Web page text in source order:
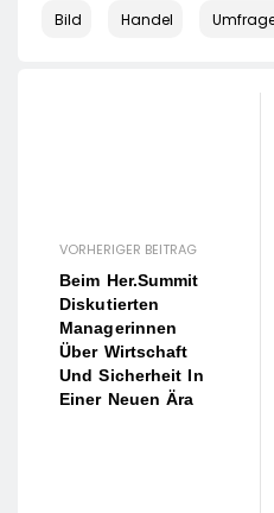
Bild Handel
VORHERIGER BEITRAG
Beim Her.summit
Diskutierten
Managerinnen
Über Wirtschaft
Und Sicherheit In
Einer Neuen Ära